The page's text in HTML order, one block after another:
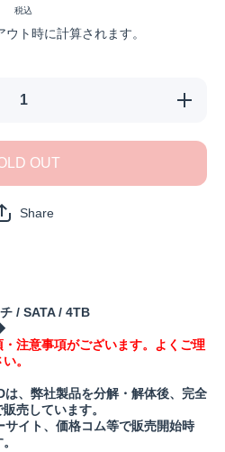
税込
ウト時に計算されます。
【中古
N32N(
を増や
OUT
Share
/ SATA / 4TB
・注意事項がございます。よくご理
。
は、弊社製品を分解・解体後、完全
売しています。
サイト、価格コム等で販売開始時